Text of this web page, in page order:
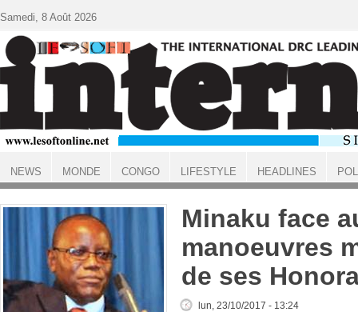
ACCUEIL
Minaku face
manoeuvres
de ses
lun, 23/10/2017 - 13:24
Samedi, 8 Août 2026
NEWS MONDE CONGO LIFESTYLE HEADLINES